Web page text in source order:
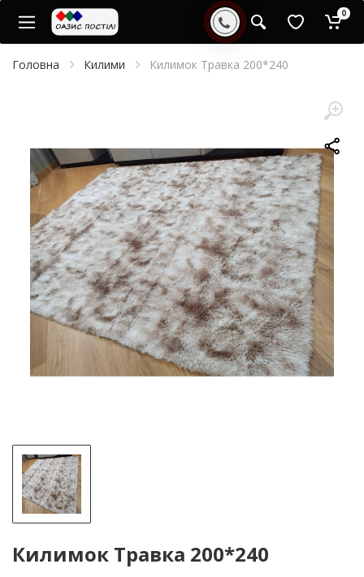
0
Головна Килими Килимок Травка 200*240
Килимок Травка 200*240